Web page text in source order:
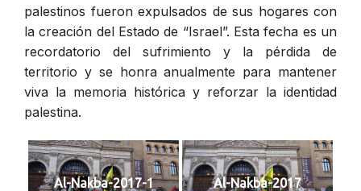
palestinos fueron expulsados de sus hogares con
la creación del Estado de “Israel”. Esta fecha es un
recordatorio del sufrimiento y la pérdida de
territorio y se honra anualmente para mantener
viva la memoria histórica y reforzar la identidad
palestina.
Al-Nakba-2017-1 Al-Nakba-2017